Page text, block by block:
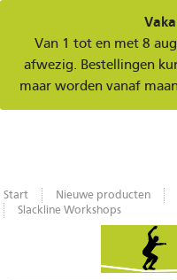
Van 1 tot en met 8
afwezig. Bestellingen
maar worden vanaf
Start Nieuwe producten
Slackline Workshops